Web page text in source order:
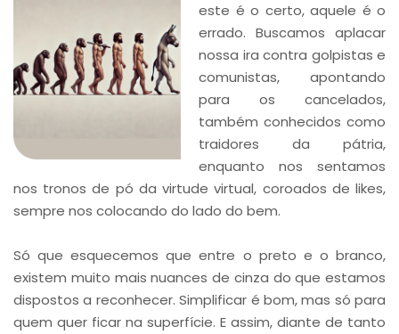
este é o certo, aquele é o
errado. Buscamos aplacar
nossa ira contra golpistas e
comunistas, apontando
para os cancelados,
também conhecidos como
traidores da pátria,
enquanto nos sentamos
nos tronos de pó da virtude virtual, coroados de likes,
sempre nos colocando do lado do bem.
Só que esquecemos que entre o preto e o branco,
existem muito mais nuances de cinza do que estamos
dispostos a reconhecer. Simplificar é bom, mas só para
quem quer ficar na superfície. E assim, diante de tanto